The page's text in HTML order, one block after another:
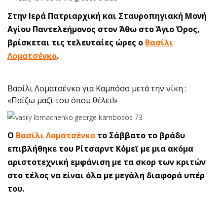
Στην Ιερά Πατριαρχική και Σταυροπηγιακή Μονή
Αγίου Παντελεήμονος στον Άθω στο Άγιο Όρος,
βρίσκεται τις τελευταίες ώρες ο Βασίλι
Λοματσένκο.
Βασίλι Λοματσένκο για Καμπόσο μετά την νίκη :
«Παίζω μαζί του όπου θέλει!»
Ο Βασίλι Λοματσένκο το Σάββατο το βράδυ
επιβλήθηκε του Ρίτσαρντ Κόμεϊ με μια ακόμα
αριστοτεχνική εμφάνιση με τα σκορ των κριτών
στο τέλος να είναι όλα με μεγάλη διαφορά υπέρ
του.